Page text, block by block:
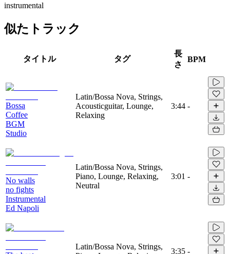
instrumental
似たトラック
タイトル タグ
長
さ
BPM
Bossa
Coffee
BGM
Studio
Latin/Bossa Nova, Strings,
Acousticguitar, Lounge,
Relaxing
3:44 -
No walls
no fights
Instrumental
Ed Napoli
Latin/Bossa Nova, Strings,
Piano, Lounge, Relaxing,
Neutral
3:01 -
Latin/Bossa Nova, Strings,
3:35 -